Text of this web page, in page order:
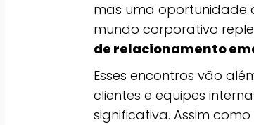
mas uma oportunidade
mundo corporativo
de relacionamento
Esses encontros vão
clientes e equipes
significativa. Assim